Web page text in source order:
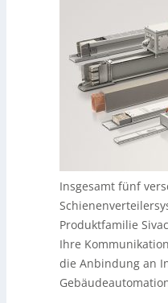
Insgesamt fünf
Produktfamilie
Ihre
die Anbindung an